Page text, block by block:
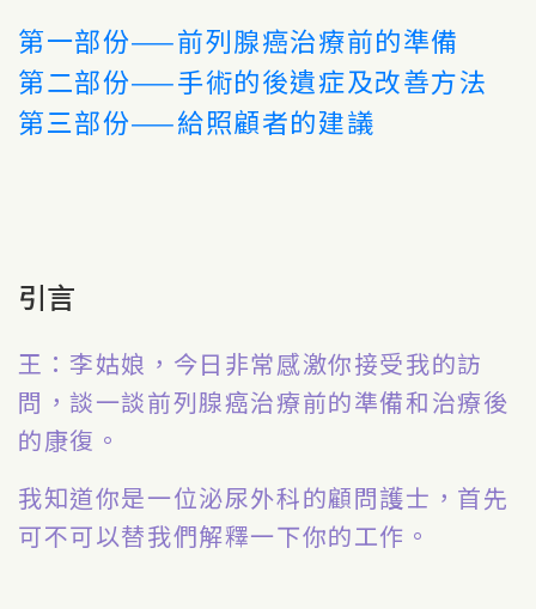
第一部份——前列腺癌治療前的準備
第二部份——手術的後遺症及改善方法
第三部份——給照顧者的建議
引言
王：李姑娘，今日非常感激你接受我的訪
問，談一談前列腺癌治療前的準備和治療後
的康復。
我知道你是一位泌尿外科的顧問護士，首先
可不可以替我們解釋一下你的工作。